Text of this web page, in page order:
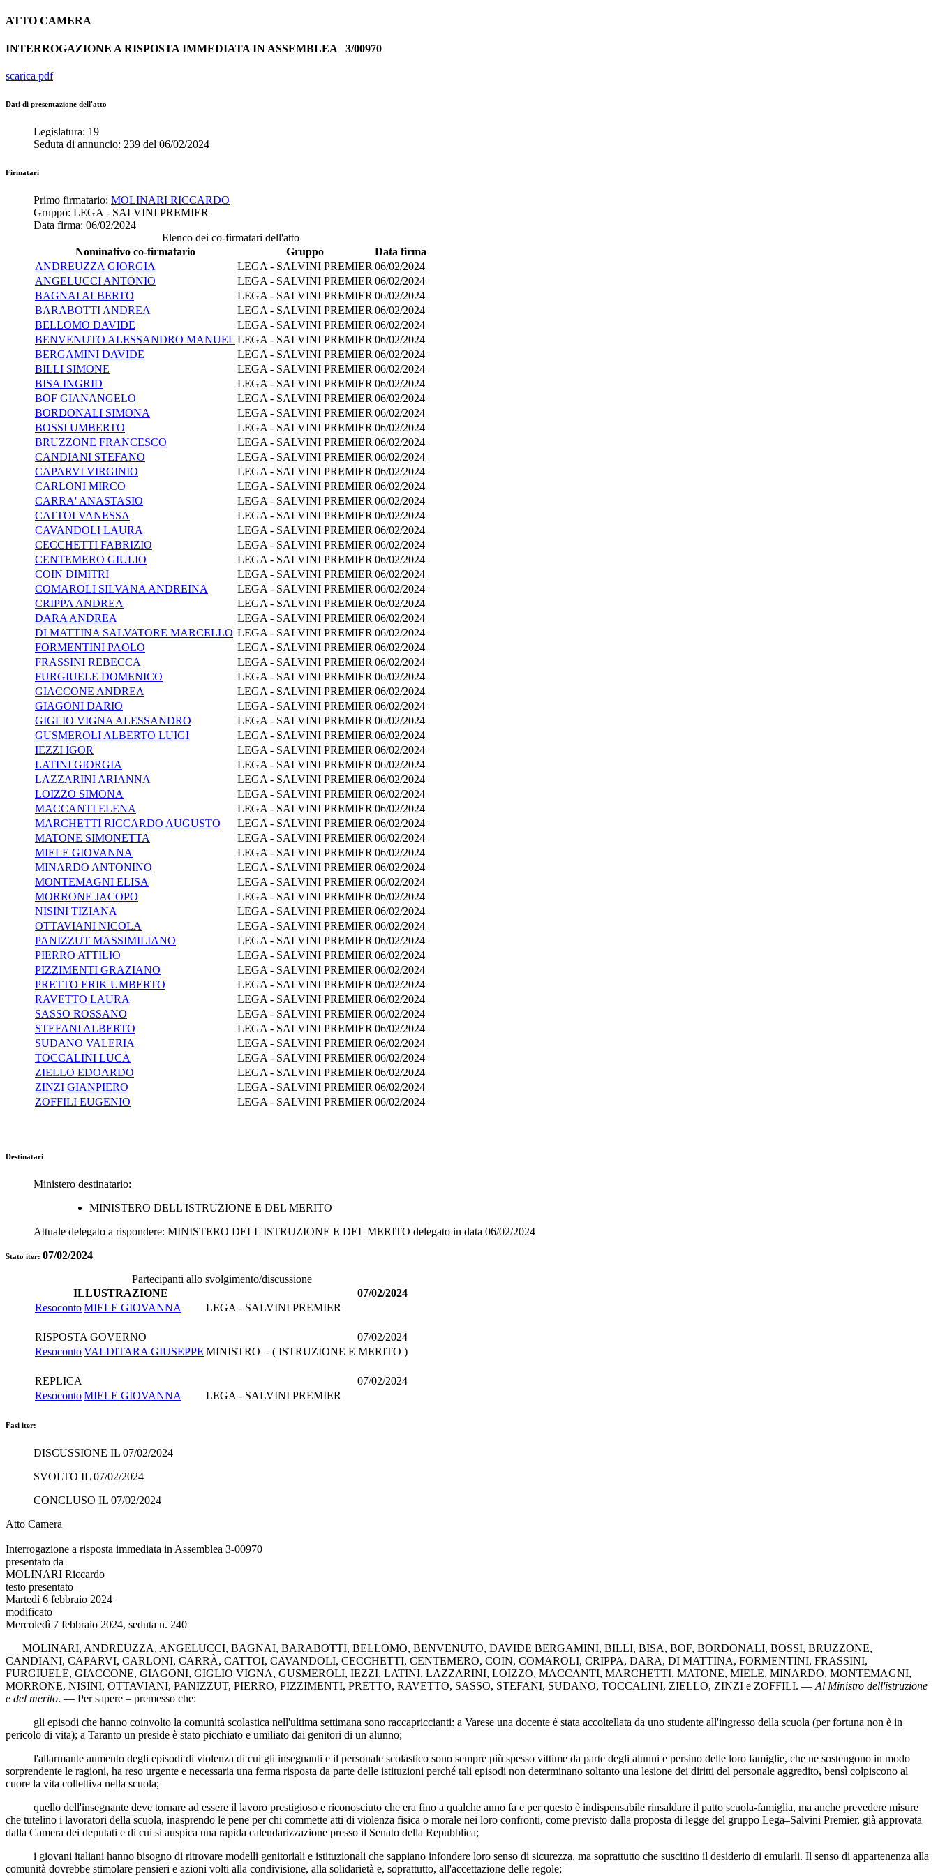
ATTO CAMERA
INTERROGAZIONE A RISPOSTA IMMEDIATA IN ASSEMBLEA 3/00970
scarica pdf
Dati di presentazione dell'atto
Legislatura: 19
Seduta di annuncio: 239 del 06/02/2024
Firmatari
Primo firmatario: MOLINARI RICCARDO
Gruppo: LEGA - SALVINI PREMIER
Data firma: 06/02/2024
Elenco dei co-firmatari dell'atto
Nominativo co-firmatario
Gruppo
Data firma
ANDREUZZA GIORGIA
LEGA - SALVINI PREMIER 06/02/2024
ANGELUCCI ANTONIO
LEGA - SALVINI PREMIER 06/02/2024
BAGNAI ALBERTO
LEGA - SALVINI PREMIER 06/02/2024
BARABOTTI ANDREA
LEGA - SALVINI PREMIER 06/02/2024
BELLOMO DAVIDE
LEGA - SALVINI PREMIER 06/02/2024
BENVENUTO ALESSANDRO MANUEL LEGA - SALVINI PREMIER 06/02/2024
BERGAMINI DAVIDE
LEGA - SALVINI PREMIER 06/02/2024
BILLI SIMONE
LEGA - SALVINI PREMIER 06/02/2024
BISA INGRID
LEGA - SALVINI PREMIER 06/02/2024
BOF GIANANGELO
LEGA - SALVINI PREMIER 06/02/2024
BORDONALI SIMONA
LEGA - SALVINI PREMIER 06/02/2024
BOSSI UMBERTO
LEGA - SALVINI PREMIER 06/02/2024
BRUZZONE FRANCESCO
LEGA - SALVINI PREMIER 06/02/2024
CANDIANI STEFANO
LEGA - SALVINI PREMIER 06/02/2024
CAPARVI VIRGINIO
LEGA - SALVINI PREMIER 06/02/2024
CARLONI MIRCO
LEGA - SALVINI PREMIER 06/02/2024
CARRA' ANASTASIO
LEGA - SALVINI PREMIER 06/02/2024
CATTOI VANESSA
LEGA - SALVINI PREMIER 06/02/2024
CAVANDOLI LAURA
LEGA - SALVINI PREMIER 06/02/2024
CECCHETTI FABRIZIO
LEGA - SALVINI PREMIER 06/02/2024
CENTEMERO GIULIO
LEGA - SALVINI PREMIER 06/02/2024
COIN DIMITRI
LEGA - SALVINI PREMIER 06/02/2024
COMAROLI SILVANA ANDREINA
LEGA - SALVINI PREMIER 06/02/2024
CRIPPA ANDREA
LEGA - SALVINI PREMIER 06/02/2024
DARA ANDREA
LEGA - SALVINI PREMIER 06/02/2024
DI MATTINA SALVATORE MARCELLO LEGA - SALVINI PREMIER 06/02/2024
FORMENTINI PAOLO
LEGA - SALVINI PREMIER 06/02/2024
FRASSINI REBECCA
LEGA - SALVINI PREMIER 06/02/2024
FURGIUELE DOMENICO
LEGA - SALVINI PREMIER 06/02/2024
GIACCONE ANDREA
LEGA - SALVINI PREMIER 06/02/2024
GIAGONI DARIO
LEGA - SALVINI PREMIER 06/02/2024
GIGLIO VIGNA ALESSANDRO
LEGA - SALVINI PREMIER 06/02/2024
GUSMEROLI ALBERTO LUIGI
LEGA - SALVINI PREMIER 06/02/2024
IEZZI IGOR
LEGA - SALVINI PREMIER 06/02/2024
LATINI GIORGIA
LEGA - SALVINI PREMIER 06/02/2024
LAZZARINI ARIANNA
LEGA - SALVINI PREMIER 06/02/2024
LOIZZO SIMONA
LEGA - SALVINI PREMIER 06/02/2024
MACCANTI ELENA
LEGA - SALVINI PREMIER 06/02/2024
MARCHETTI RICCARDO AUGUSTO
LEGA - SALVINI PREMIER 06/02/2024
MATONE SIMONETTA
LEGA - SALVINI PREMIER 06/02/2024
MIELE GIOVANNA
LEGA - SALVINI PREMIER 06/02/2024
MINARDO ANTONINO
LEGA - SALVINI PREMIER 06/02/2024
MONTEMAGNI ELISA
LEGA - SALVINI PREMIER 06/02/2024
MORRONE JACOPO
LEGA - SALVINI PREMIER 06/02/2024
NISINI TIZIANA
LEGA - SALVINI PREMIER 06/02/2024
OTTAVIANI NICOLA
LEGA - SALVINI PREMIER 06/02/2024
PANIZZUT MASSIMILIANO
LEGA - SALVINI PREMIER 06/02/2024
PIERRO ATTILIO
LEGA - SALVINI PREMIER 06/02/2024
PIZZIMENTI GRAZIANO
LEGA - SALVINI PREMIER 06/02/2024
PRETTO ERIK UMBERTO
LEGA - SALVINI PREMIER 06/02/2024
RAVETTO LAURA
LEGA - SALVINI PREMIER 06/02/2024
SASSO ROSSANO
LEGA - SALVINI PREMIER 06/02/2024
STEFANI ALBERTO
LEGA - SALVINI PREMIER 06/02/2024
SUDANO VALERIA
LEGA - SALVINI PREMIER 06/02/2024
TOCCALINI LUCA
LEGA - SALVINI PREMIER 06/02/2024
ZIELLO EDOARDO
LEGA - SALVINI PREMIER 06/02/2024
ZINZI GIANPIERO
LEGA - SALVINI PREMIER 06/02/2024
ZOFFILI EUGENIO
LEGA - SALVINI PREMIER 06/02/2024
Destinatari
Ministero destinatario:
MINISTERO DELL'ISTRUZIONE E DEL MERITO
Attuale delegato a rispondere: MINISTERO DELL'ISTRUZIONE E DEL MERITO delegato in data 06/02/2024
Stato iter: 07/02/2024
Partecipanti allo svolgimento/discussione
ILLUSTRAZIONE
07/02/2024
ResocontoMIELE GIOVANNA LEGA - SALVINI PREMIER
RISPOSTA GOVERNO
07/02/2024
ResocontoVALDITARA GIUSEPPE MINISTRO - ( ISTRUZIONE E MERITO )
REPLICA
07/02/2024
ResocontoMIELE GIOVANNA LEGA - SALVINI PREMIER
Fasi iter:
DISCUSSIONE IL 07/02/2024
SVOLTO IL 07/02/2024
CONCLUSO IL 07/02/2024
Atto Camera
Interrogazione a risposta immediata in Assemblea 3-00970
presentato da
MOLINARI Riccardo
testo presentato
Martedì 6 febbraio 2024
modificato
Mercoledì 7 febbraio 2024, seduta n. 240
MOLINARI, ANDREUZZA, ANGELUCCI, BAGNAI, BARABOTTI, BELLOMO, BENVENUTO, DAVIDE BERGAMINI, BILLI, BISA, BOF, BORDONALI, BOSSI, BRUZZONE,
CANDIANI, CAPARVI, CARLONI, CARRÀ, CATTOI, CAVANDOLI, CECCHETTI, CENTEMERO, COIN, COMAROLI, CRIPPA, DARA, DI MATTINA, FORMENTINI, FRASSINI,
FURGIUELE, GIACCONE, GIAGONI, GIGLIO VIGNA, GUSMEROLI, IEZZI, LATINI, LAZZARINI, LOIZZO, MACCANTI, MARCHETTI, MATONE, MIELE, MINARDO, MONTEMAGNI,
MORRONE, NISINI, OTTAVIANI, PANIZZUT, PIERRO, PIZZIMENTI, PRETTO, RAVETTO, SASSO, STEFANI, SUDANO, TOCCALINI, ZIELLO, ZINZI e ZOFFILI. — Al Ministro dell'istruzione
e del merito. — Per sapere – premesso che:
gli episodi che hanno coinvolto la comunità scolastica nell'ultima settimana sono raccapriccianti: a Varese una docente è stata accoltellata da uno studente all'ingresso della scuola (per fortuna non è in
pericolo di vita); a Taranto un preside è stato picchiato e umiliato dai genitori di un alunno;
l'allarmante aumento degli episodi di violenza di cui gli insegnanti e il personale scolastico sono sempre più spesso vittime da parte degli alunni e persino delle loro famiglie, che ne sostengono in modo
sorprendente le ragioni, ha reso urgente e necessaria una ferma risposta da parte delle istituzioni perché tali episodi non determinano soltanto una lesione dei diritti del personale aggredito, bensì colpiscono al
cuore la vita collettiva nella scuola;
quello dell'insegnante deve tornare ad essere il lavoro prestigioso e riconosciuto che era fino a qualche anno fa e per questo è indispensabile rinsaldare il patto scuola-famiglia, ma anche prevedere misure
che tutelino i lavoratori della scuola, inasprendo le pene per chi commette atti di violenza fisica o morale nei loro confronti, come previsto dalla proposta di legge del gruppo Lega–Salvini Premier, già approvata
dalla Camera dei deputati e di cui si auspica una rapida calendarizzazione presso il Senato della Repubblica;
i giovani italiani hanno bisogno di ritrovare modelli genitoriali e istituzionali che sappiano infondere loro senso di sicurezza, ma soprattutto che suscitino il desiderio di emularli. Il senso di appartenenza alla
comunità dovrebbe stimolare pensieri e azioni volti alla condivisione, alla solidarietà e, soprattutto, all'accettazione delle regole;